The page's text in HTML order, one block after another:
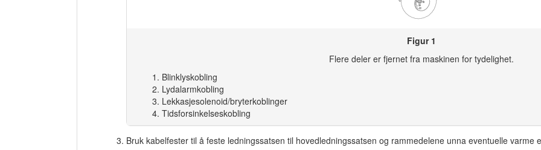
Figur 1
Flere deler er fjernet fra maskinen for tydelighet.
Blinklyskobling
Lydalarmkobling
Lekkasjesolenoid/bryterkoblinger
Tidsforsinkelseskobling
Bruk kabelfester til å feste ledningssatsen til hovedledningssatsen og rammedelene unna eventuelle varme